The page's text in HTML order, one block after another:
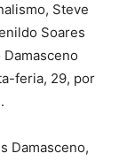
Steve
Soares
Damasceno
feria, 29, por
Damasceno,